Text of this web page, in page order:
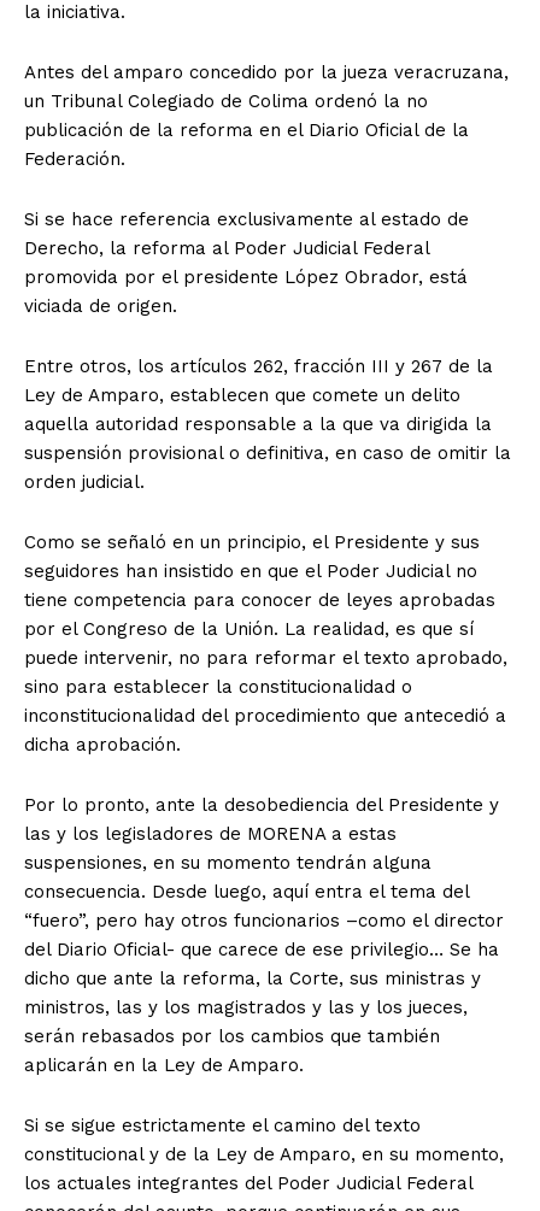
la iniciativa.
Antes del amparo concedido por la jueza veracruzana,
un Tribunal Colegiado de Colima ordenó la no
publicación de la reforma en el Diario Oficial de la
Federación.
Si se hace referencia exclusivamente al estado de
Derecho, la reforma al Poder Judicial Federal
promovida por el presidente López Obrador, está
viciada de origen.
Entre otros, los artículos 262, fracción III y 267 de la
Ley de Amparo, establecen que comete un delito
aquella autoridad responsable a la que va dirigida la
suspensión provisional o definitiva, en caso de omitir la
orden judicial.
Como se señaló en un principio, el Presidente y sus
seguidores han insistido en que el Poder Judicial no
tiene competencia para conocer de leyes aprobadas
por el Congreso de la Unión. La realidad, es que sí
puede intervenir, no para reformar el texto aprobado,
sino para establecer la constitucionalidad o
inconstitucionalidad del procedimiento que antecedió a
dicha aprobación.
Por lo pronto, ante la desobediencia del Presidente y
las y los legisladores de MORENA a estas
suspensiones, en su momento tendrán alguna
consecuencia. Desde luego, aquí entra el tema del
“fuero”, pero hay otros funcionarios –como el director
del Diario Oficial- que carece de ese privilegio… Se ha
dicho que ante la reforma, la Corte, sus ministras y
ministros, las y los magistrados y las y los jueces,
serán rebasados por los cambios que también
aplicarán en la Ley de Amparo.
Si se sigue estrictamente el camino del texto
constitucional y de la Ley de Amparo, en su momento,
los actuales integrantes del Poder Judicial Federal